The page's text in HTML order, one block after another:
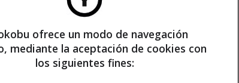
ya hablaba castellano; luego se mudó a Italia,
y numerosos viajes a lo largo del mundo le
deconstruirlas para que resulte muy
ofrece un modo de navegación
mediante la aceptación de cookies con
los siguientes fines: